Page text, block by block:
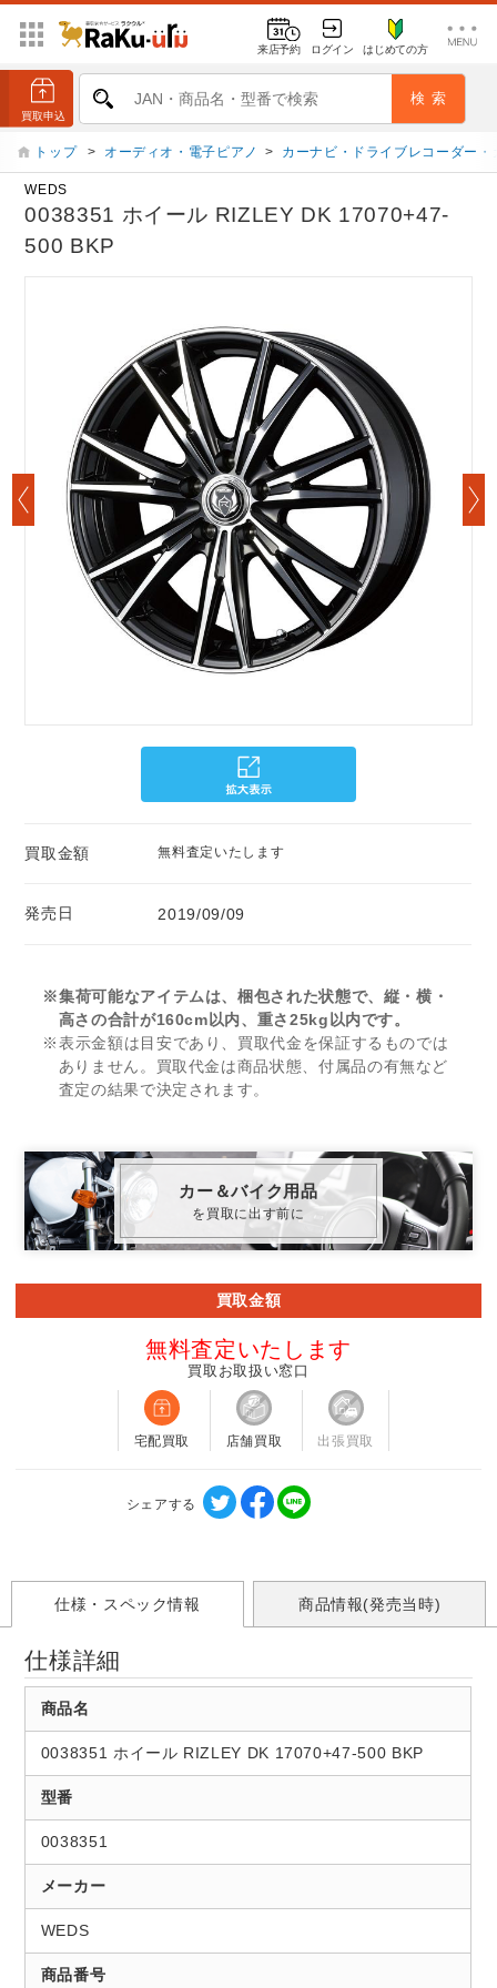
来店予約 ログイン はじめての方
トップ > オーディオ・電子ピアノ > カーナビ・ドライブレコーダー・
WEDS
0038351 ホイール RIZLEY DK 17070+47-
500 BKP
買取金額 無料査定いたします
発売日 2019/09/09
※集荷可能なアイテムは、梱包された状態で、縦・横・
高さの合計が160cm以内、重さ25kg以内です。
※表示金額は目安であり、買取代金を保証するものでは
ありません。買取代金は商品状態、付属品の有無など
査定の結果で決定されます。
カー＆バイク用品
を買取に出す前に
買取金額
無料査定いたします
買取お取扱い窓口
宅配買取 店舗買取 出張買取
シェアする
仕様・スペック情報 商品情報(発売当時)
仕様詳細
商品名
0038351 ホイール RIZLEY DK 17070+47-500 BKP
型番
0038351
メーカー
WEDS
商品番号